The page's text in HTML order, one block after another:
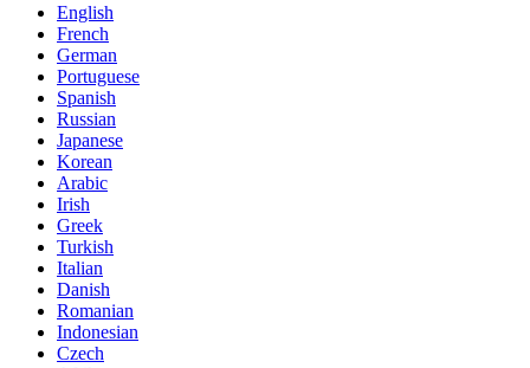
English
French
German
Portuguese
Spanish
Russian
Japanese
Korean
Arabic
Irish
Greek
Turkish
Italian
Danish
Romanian
Indonesian
Czech